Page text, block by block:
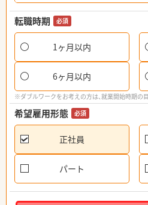
転職時期 必須
1ヶ月以内
6ヶ月以内
※ダブルワークをお考えの方は、就業開始時期の
希望雇用形態 必須
正社員
パート